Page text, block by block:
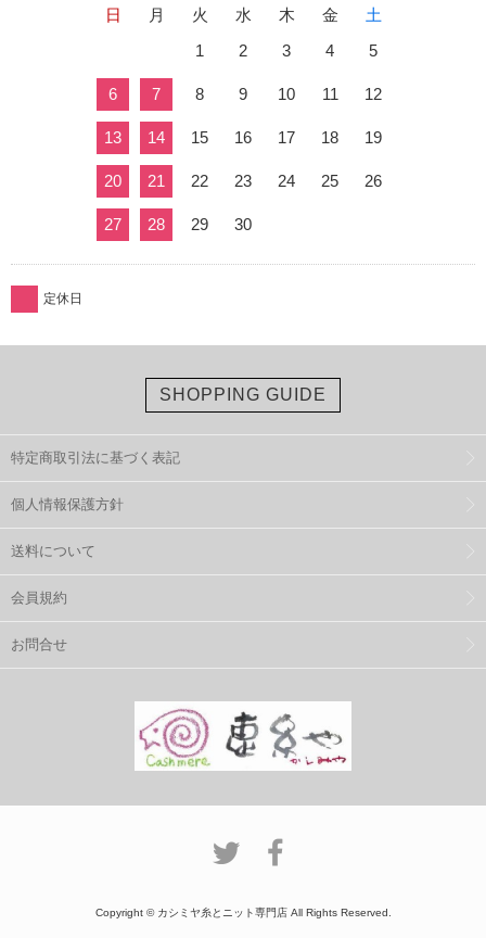
日 月 火 水 木 金
土
1
2 3 4 5
6 7 8 9 10 11 12
13 14 15 16 17 18 19
20 21 22 23 24 25 26
27 28 29 30
定休日
SHOPPING GUIDE
特定商取引法に基づく表記
個人情報保護方針
送料について
会員規約
お問合せ
Copyright © カシミヤ糸とニット専門店 All Rights Reserved.